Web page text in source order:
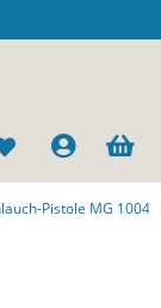
Pistole MG 1004